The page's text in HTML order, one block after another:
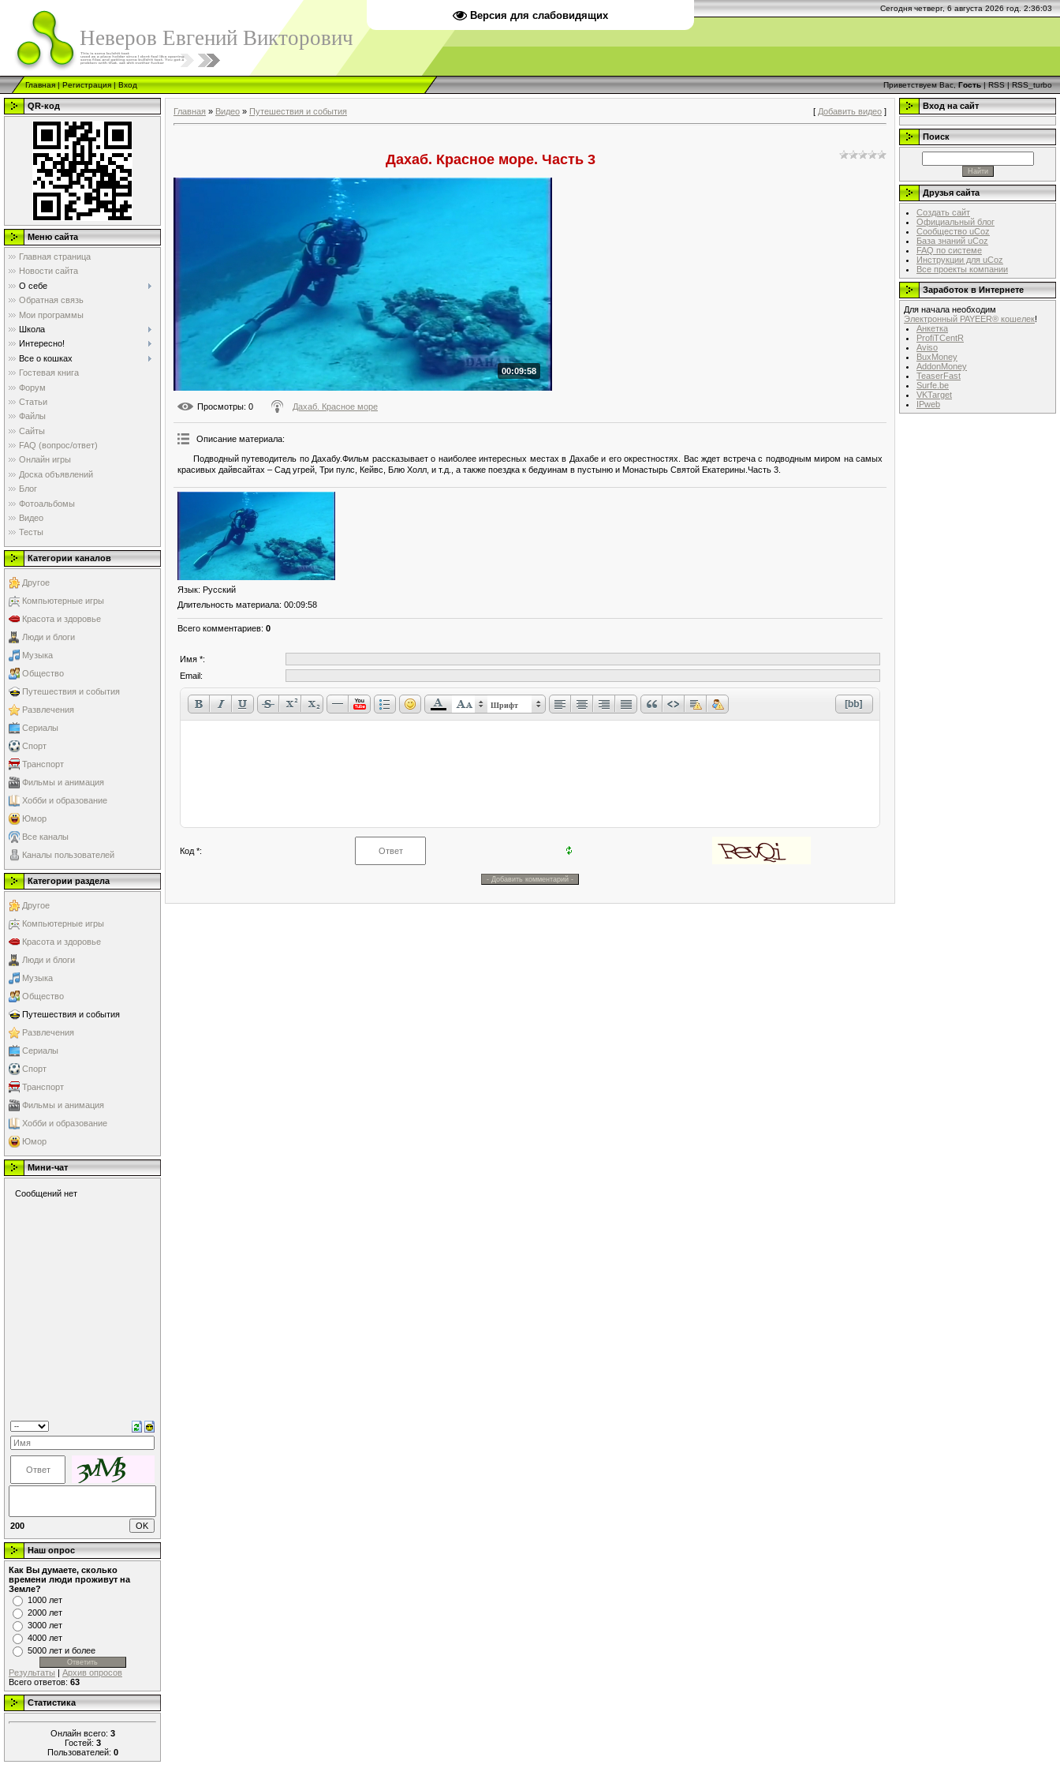
Версия для слабовидящих
Сегодня четверг, 6 августа 2026 год. 2:36:03
Неверов Евгений Викторович
Главная|Регистрация|Вход Приветствуем Вас, Гость|RSS|RSS_turbo
QR-код
Меню сайта
Главная страница
Новости сайта
О себе
Обратная связь
Мои программы
Школа
Интересно!
Все о кошках
Гостевая книга
Форум
Статьи
Файлы
Сайты
FAQ (вопрос/ответ)
Онлайн игры
Доска объявлений
Блог
Фотоальбомы
Видео
Тесты
Категории каналов
Другое
Компьютерные игры
Красота и здоровье
Люди и блоги
Музыка
Общество
Путешествия и события
Развлечения
Сериалы
Спорт
Транспорт
Фильмы и анимация
Хобби и образование
Юмор
Все каналы
Каналы пользователей
Категории раздела
Другое
Компьютерные игры
Красота и здоровье
Люди и блоги
Музыка
Общество
Путешествия и события
Развлечения
Сериалы
Спорт
Транспорт
Фильмы и анимация
Хобби и образование
Юмор
Мини-чат
200
Наш опрос
Как Вы думаете, сколько
времени люди проживут на
Земле?
1000 лет
2000 лет
3000 лет
4000 лет
5000 лет и более
Результаты | Архив опросов
Всего ответов: 63
Статистика
Онлайн всего: 3
Гостей: 3
Пользователей: 0
Главная » Видео » Путешествия и события [ Добавить видео ]
Дахаб. Красное море. Часть 3
00:09:58
Просмотры: 0 Дахаб. Красное море
Описание материала:
Подводный путеводитель по Дахабу.Фильм рассказывает о наиболее интересных местах в Дахабе и его окрестностях. Вас ждет встреча с подводным миром на самых
красивых дайвсайтах – Сад угрей, Три пулс, Кейвс, Блю Холл, и т.д., а также поездка к бедуинам в пустыню и Монастырь Святой Екатерины.Часть 3.
Язык: Русский
Длительность материала: 00:09:58
Всего комментариев: 0
Имя *:
Email:
Шрифт
Код *:
Вход на сайт
Поиск
Друзья сайта
Создать сайт
Официальный блог
Сообщество uCoz
База знаний uCoz
FAQ по системе
Инструкции для uCoz
Все проекты компании
Заработок в Интернете
Для начала необходим
Электронный PAYEER® кошелек!
Анкетка
ProfiTCentR
Aviso
BuxMoney
AddonMoney
TeaserFast
Surfe.be
VKTarget
IPweb